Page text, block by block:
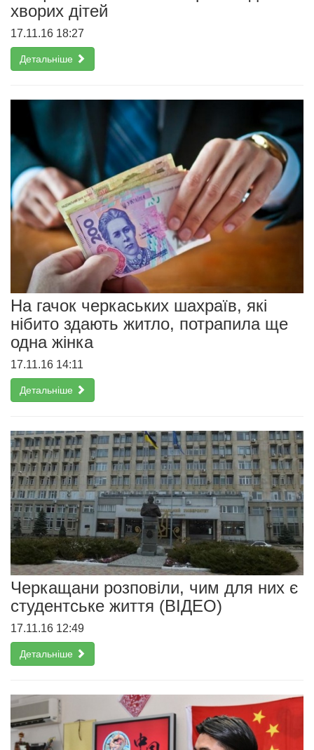
хворих дітей
17.11.16 18:27
Детальніше
На гачок черкаських шахраїв, які
нібито здають житло, потрапила ще
одна жінка
17.11.16 14:11
Детальніше
Черкащани розповіли, чим для них є
студентське життя (ВІДЕО)
17.11.16 12:49
Детальніше